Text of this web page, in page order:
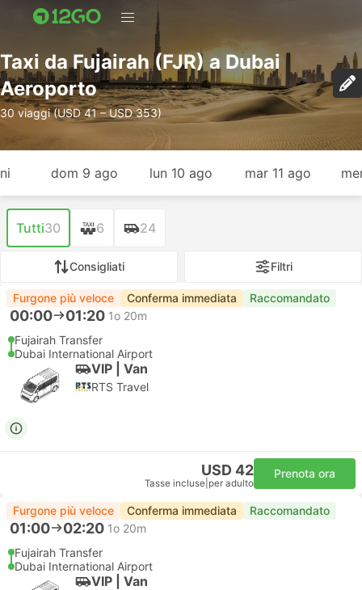
Taxi da Fujairah (FJR) a Dubai
Aeroporto
30 viaggi (USD 41 – USD 353)
dom 9 ago lun 10 ago mar 11 ago
Tutti30 6 24
Consigliati Filtri
Furgone più veloce Conferma immediata Raccomandato
00:00 01:20 1o 20m
Fujairah Transfer
Dubai International Airport
VIP | Van
RTS Travel
USD 42
Tasse incluse per adulto
Prenota ora
Furgone più veloce Conferma immediata Raccomandato
01:00 02:20 1o 20m
Fujairah Transfer
Dubai International Airport
VIP | Van